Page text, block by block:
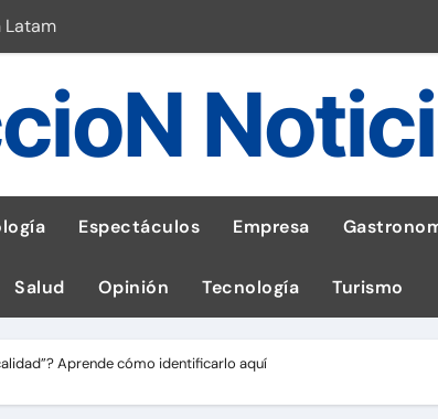
Latam
de GEI en sus operaciones
según OSIPTEL
la app de Meridianbet y gana una jugada gratis
Espectáculos Empresa
Salud Opinión Tecnología Turismo
Aprende cómo identificarlo aquí